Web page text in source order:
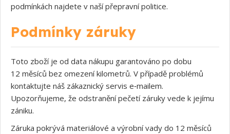
podmínkách najdete v naší přepravní politice.
Podmínky záruky
Toto zboží je od data nákupu garantováno po dobu
12 měsíců bez omezení kilometrů. V případě problémů
kontaktujte náš zákaznický servis e‑mailem.
Upozorňujeme, že odstranění pečetí záruky vede k jejímu
zániku.
Záruka pokrývá materiálové a výrobní vady do 12 měsíců